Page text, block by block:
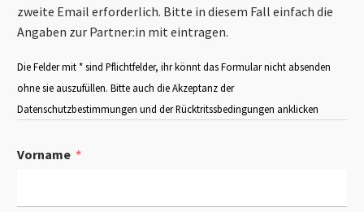
zweite Email erforderlich. Bitte in diesem Fall einfach die
Angaben zur Partner:in mit eintragen.
Die Felder mit * sind Pflichtfelder, ihr könnt das Formular nicht absenden
ohne sie auszufüllen. Bitte auch die Akzeptanz der
Datenschutzbestimmungen und der Rücktritssbedingungen anklicken
Vorname